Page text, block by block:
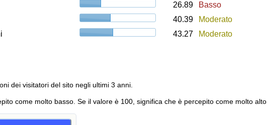
26.89
Basso
40.39
Moderato
43.27 Moderato
dei visitatori del sito negli ultimi 3 anni.
come molto basso. Se il valore è 100, significa che è percepito come molto alto.